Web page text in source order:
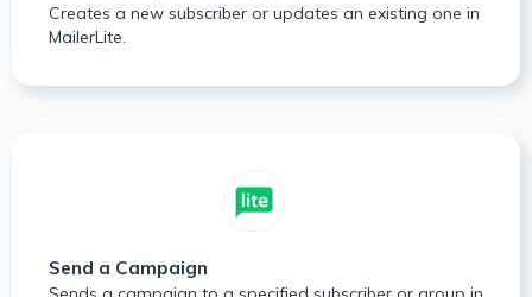
Creates a new subscriber or updates an existing one in
MailerLite.
Send a Campaign